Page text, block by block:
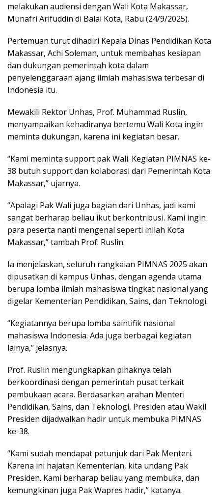
melakukan audiensi dengan Wali Kota Makassar,
Munafri Arifuddin di Balai Kota, Rabu (24/9/2025).
Pertemuan turut dihadiri Kepala Dinas Pendidikan Kota
Makassar, Achi Soleman, untuk membahas kesiapan
dan dukungan pemerintah kota dalam
penyelenggaraan ajang ilmiah mahasiswa terbesar di
Indonesia itu.
Mewakili Rektor Unhas, Prof. Muhammad Ruslin,
menyampaikan kehadiranya bertemu Wali Kota ingin
meminta dukungan, karena ini kegiatan besar.
“Kami meminta support pak Wali. Kegiatan PIMNAS ke-
38 butuh support dan kolaborasi dari Pemerintah Kota
Makassar,” ujarnya.
“Apalagi Pak Wali juga bagian dari Unhas, jadi kami
sangat berharap beliau ikut berkontribusi. Kami ingin
para peserta nanti mengenal seperti inilah Kota
Makassar,” tambah Prof. Ruslin.
Ia menjelaskan, seluruh rangkaian PIMNAS 2025 akan
dipusatkan di kampus Unhas, dengan agenda utama
berupa lomba ilmiah mahasiswa tingkat nasional yang
digelar Kementerian Pendidikan, Sains, dan Teknologi.
“Kegiatannya berupa lomba saintifik nasional
mahasiswa Indonesia. Ada juga berbagai kegiatan
lainya,” jelasnya.
Prof. Ruslin mengungkapkan pihaknya telah
berkoordinasi dengan pemerintah pusat terkait
pembukaan acara. Berdasarkan arahan Menteri
Pendidikan, Sains, dan Teknologi, Presiden atau Wakil
Presiden dijadwalkan hadir untuk membuka PIMNAS
ke-38.
“Kami sudah mendapat petunjuk dari Pak Menteri.
Karena ini hajatan Kementerian, kita undang Pak
Presiden. Kami berharap beliau yang membuka, dan
kemungkinan juga Pak Wapres hadir,” katanya.